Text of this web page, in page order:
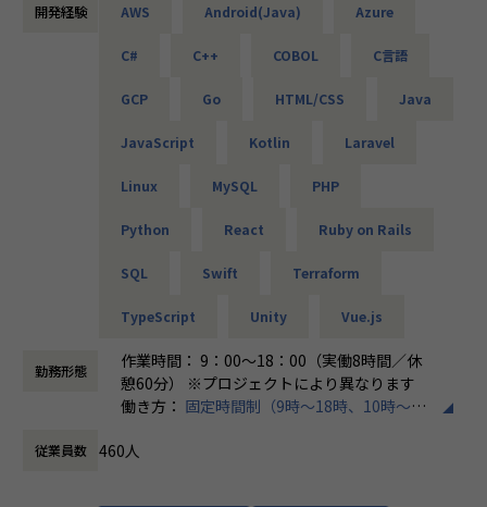
にも柔軟に対応しています。
◆将来的にマネジメントにも挑戦したい方へ
回の面談を通じて方向性を確認しながら、段階的にマネジメ
ら活躍している社員も多数。女性管理職も在籍しており、年
齢や性別を問わずフェアに評価される環境です。
＜チーム組織構成＞
入社後は原則2名以上のチームに配属されるため、一人現場
また、経験値に応じて先輩がフォローに入り、定例MTGやチ
ャットで気軽に相談できる環境を整えています。
平均年齢32.5歳
開発経験 AWS Android(Java) Azure
C# C++ COBOL C言語
GCP Go HTML/CSS Java
JavaScript Kotlin Laravel
Linux MySQL PHP
Python React Ruby on Rails
SQL Swift Terraform
TypeScript Unity Vue.js
勤務形態
作業時間： 9：00～18：00（実働8時間／休
憩60分） ※プロジェクトにより異なります
働き方： 固定時間制（9時～18時、10時～19
時間外労働の有無： 有（月平均20時間）
従業員数 460人